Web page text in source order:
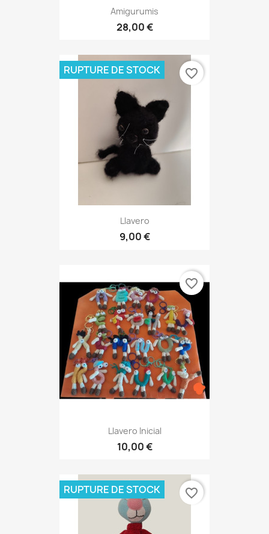
Amigurumis
28,00 €
Llavero
9,00 €
RUPTURE DE STOCK favorite_border
Llavero Inicial
10,00 €
favorite_border
RUPTURE DE STOCK favorite_border